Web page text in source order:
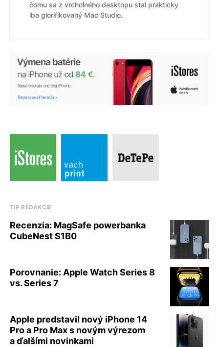
čomu sa z vrcholného desktopu stal prakticky
iba glorifikovaný Mac Studio.
TIP REDAKCIE
Recenzia: MagSafe powerbanka
CubeNest S1B0
Porovnanie: Apple Watch Series 8
vs. Series 7
Apple predstavil nový iPhone 14
Pro a Pro Max s novým výrezom
a ďalšími novinkami